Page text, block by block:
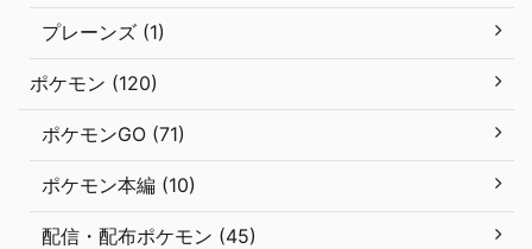
プレーンズ (1)
ポケモン (120)
ポケモンGO (71)
ポケモン本編 (10)
配信・配布ポケモン (45)